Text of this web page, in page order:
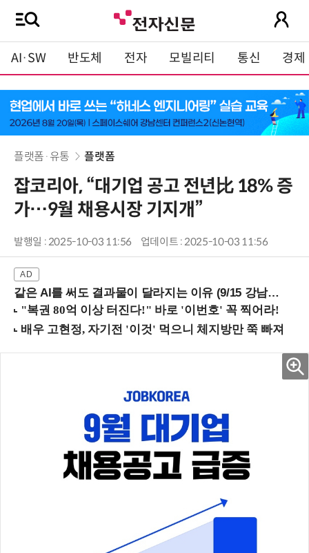
AI·SW 반도체 전자 모빌리티 통신 경제
플랫폼·유통 플랫폼
잡코리아, “대기업 공고 전년比 18% 증
가…9월 채용시장 기지개”
발행일 : 2025-10-03 11:56 업데이트 : 2025-10-03 11:56
같은 AI를 써도 결과물이 달라지는 이유 (9/15 강남역)